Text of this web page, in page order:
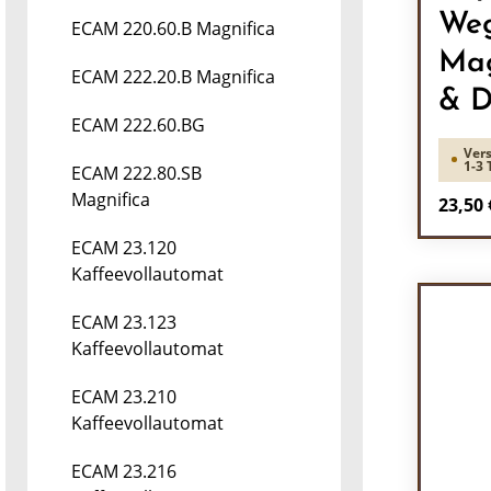
ECAM 220.60.B Magnifica
ECAM 222.20.B Magnifica
ECAM 222.60.BG
ECAM 222.80.SB
Magnifica
ECAM 23.120
Kaffeevollautomat
ECAM 23.123
Kaffeevollautomat
ECAM 23.210
Kaffeevollautomat
ECAM 23.216
&
1-3
23,50